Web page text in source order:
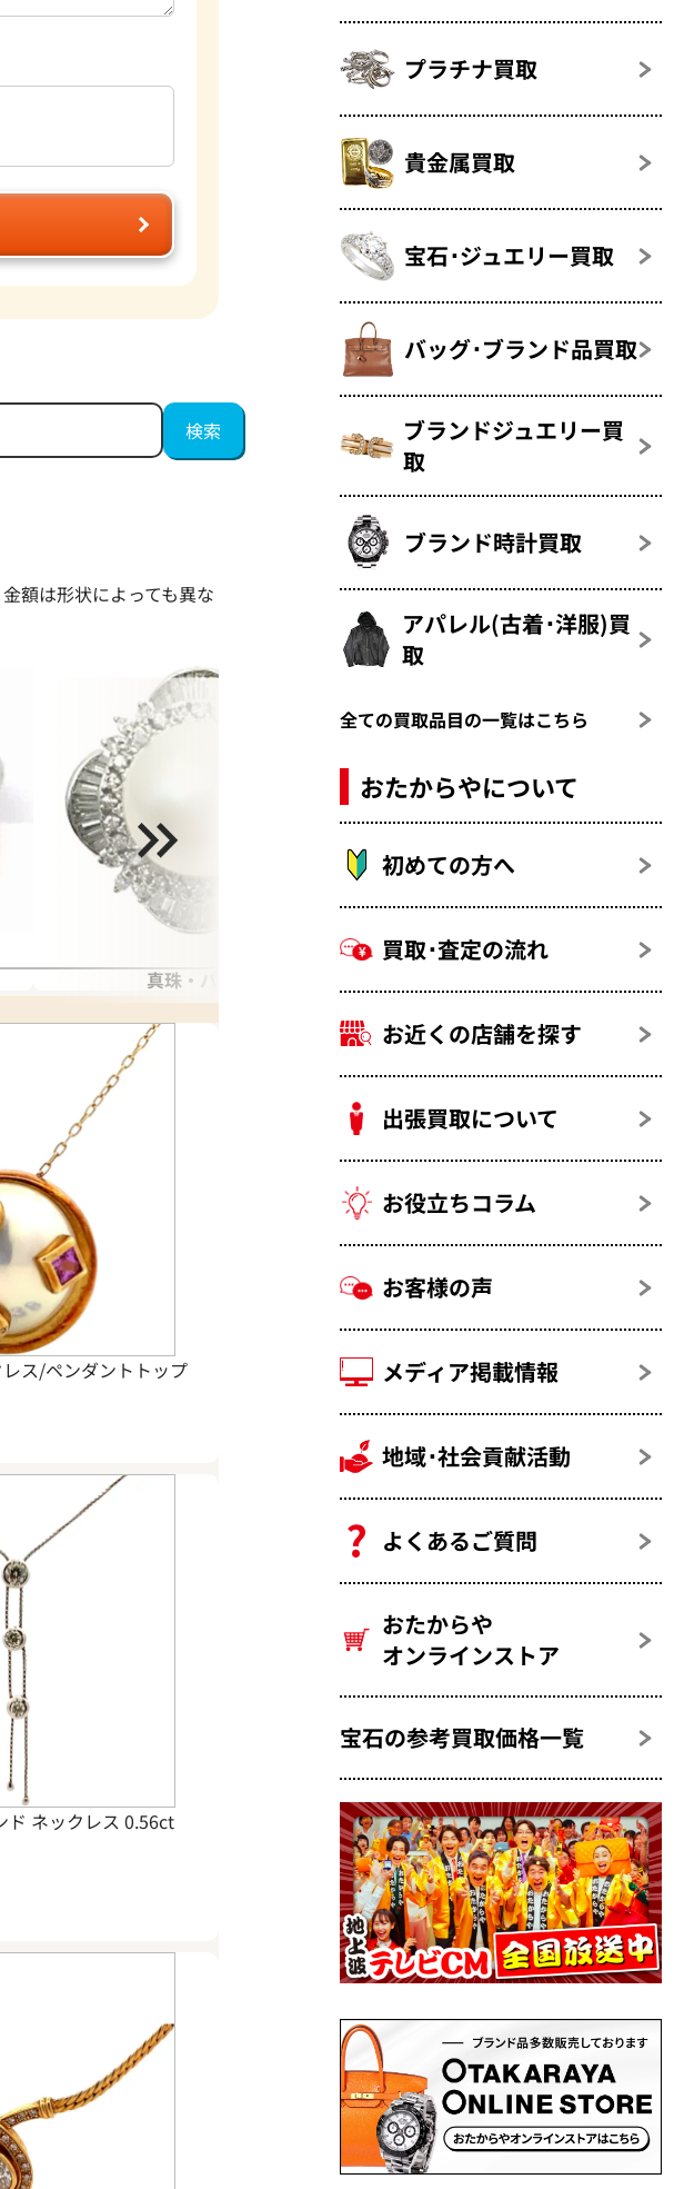
額は形状によっても異な
真珠・パール
ス/ペンダントトップ
ド ネックレス 0.56ct
プラチナ買取
貴金属買取
宝石･ジュエリー買取
バッグ･ブランド品買取
ブランドジュエリー買
取
ブランド時計買取
アパレル(古着･洋服)買
取
全ての買取品目の一覧はこちら
おたからやについて
初めての方へ
買取･査定の流れ
お近くの店舗を探す
出張買取について
お役立ちコラム
お客様の声
メディア掲載情報
地域･社会貢献活動
よくあるご質問
おたからや
オンラインストア
宝石の参考買取価格一覧